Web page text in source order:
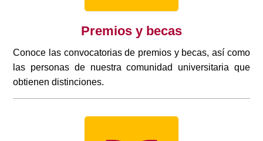
Premios y becas
Conoce las convocatorias de premios y becas, así como
las personas de nuestra comunidad universitaria que
obtienen distinciones.